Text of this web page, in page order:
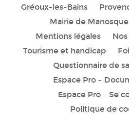
Gréoux-les-Bains
Mairie de Manosque
Mentions légales
Tourisme et handicap
Questionnaire de
Espace Pro –
Espace Pro – Se
Politique de